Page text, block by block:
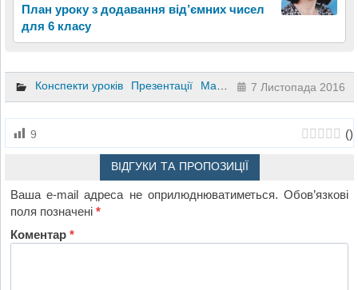
План уроку з додавання від’ємних чисел
для 6 класу
Конспекти уроків Презентації Математика 6 клас
7 Листопада 2016
9 ()
ВІДГУКИ ТА ПРОПОЗИЦІЇ
Ваша e-mail адреса не оприлюднюватиметься. Обов’язкові
поля позначені*
Коментар*